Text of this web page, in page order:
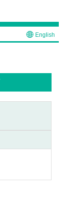
English